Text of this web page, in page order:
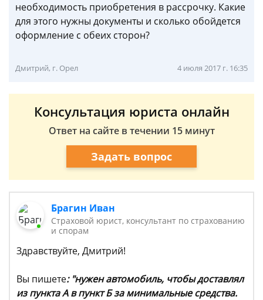
необходимость приобретения в рассрочку. Какие
для этого нужны документы и сколько обойдется
оформление с обеих сторон?
Дмитрий, г. Орел 4 июля 2017 г. 16:35
Консультация юриста онлайн
Ответ на сайте в течении 15 минут
Задать вопрос
Брагин Иван
Страховой юрист, консультант по страхованию
и спорам
Здравствуйте, Дмитрий!
Вы пишете: "​нужен автомобиль, чтобы доставлял
из пункта А в пункт Б за минимальные средства.